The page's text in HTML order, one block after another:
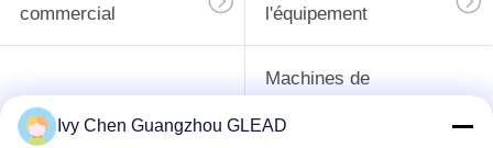
commercial
l'équipement
Restaurant faisant
cuire l'équipement
Machines de
denrées alimentaires
Ivy Chen Guangzhou GLEAD